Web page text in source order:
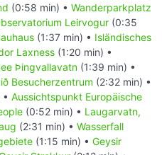
(0:58 min) • Wanderparkplatz
Leirvogur (0:35
(1:37 min) • Isländisches
Laxness (1:20 min) •
Þingvallavatn (1:39 min) •
Besucherzentrum (2:32 min) •
Aussichtspunkt Europäische
(0:52 min) • Laugarvatn,
(2:31 min) • Wasserfall
(1:15 min) • Geysir